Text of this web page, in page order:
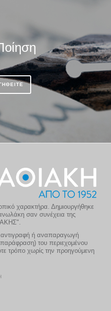
χαρακτήρα. Δημιουργήθηκε
σαν συνέχεια της
ή αναπαραγωγή
παράφραση) του περιεχομένου
τρόπο χωρίς την προηγούμενη